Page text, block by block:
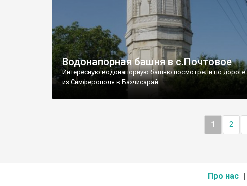
Водонапорная башня в с.Почтовое
Интересную водонапорную башню посмотрели по дороге
из Симферополя в Бахчисарай.
1 2
Про нас